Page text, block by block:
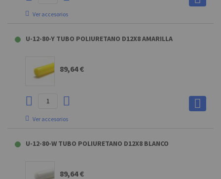
Ver accesorios
TUBECUTTER CORTATUBO
7,31 €
U-12-80-Y TUBO POLIURETANO D12X8 AMARILLA
89,64 €
Ver accesorios
TUBECUTTER CORTATUBO
7,31 €
U-12-80-W TUBO POLIURETANO D12X8 BLANCO
89,64 €